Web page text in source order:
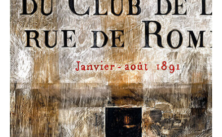
FORUM
EDITIONS ACTUSF
EMAGINAIRE
MES PREMIÈRES LECTURES
Mentions légales - Cookies - Publicités
Données personnelles - Plan du site